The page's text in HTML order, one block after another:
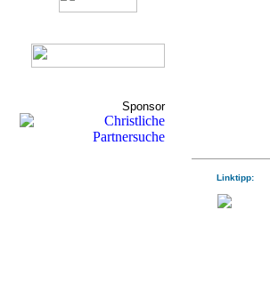
Sponsor
Linktipp: